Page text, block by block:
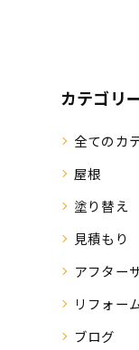
カテゴリ
全てのカ
屋根
塗り替え
見積もり
アフター
リフォー
ブログ